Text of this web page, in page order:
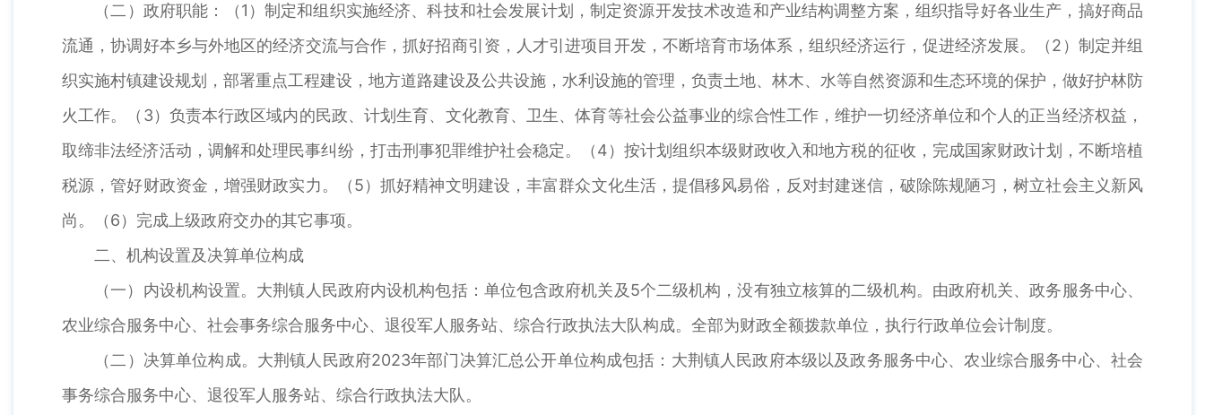
（二）政府职能：（1）制定和组织实施经济、科技和社会发展计划，制定资源开发技术改造和产业结构调整方案，组织指导好各业生产，搞好商品
流通，协调好本乡与外地区的经济交流与合作，抓好招商引资，人才引进项目开发，不断培育市场体系，组织经济运行，促进经济发展。（2）制定并组
织实施村镇建设规划，部署重点工程建设，地方道路建设及公共设施，水利设施的管理，负责土地、林木、水等自然资源和生态环境的保护，做好护林防
火工作。（3）负责本行政区域内的民政、计划生育、文化教育、卫生、体育等社会公益事业的综合性工作，维护一切经济单位和个人的正当经济权益，
取缔非法经济活动，调解和处理民事纠纷，打击刑事犯罪维护社会稳定。（4）按计划组织本级财政收入和地方税的征收，完成国家财政计划，不断培植
税源，管好财政资金，增强财政实力。（5）抓好精神文明建设，丰富群众文化生活，提倡移风易俗，反对封建迷信，破除陈规陋习，树立社会主义新风
尚。（6）完成上级政府交办的其它事项。
二、机构设置及决算单位构成
（一）内设机构设置。大荆镇人民政府内设机构包括：单位包含政府机关及5个二级机构，没有独立核算的二级机构。由政府机关、政务服务中心、
农业综合服务中心、社会事务综合服务中心、退役军人服务站、综合行政执法大队构成。全部为财政全额拨款单位，执行行政单位会计制度。
（二）决算单位构成。大荆镇人民政府2023年部门决算汇总公开单位构成包括：大荆镇人民政府本级以及政务服务中心、农业综合服务中心、社会
事务综合服务中心、退役军人服务站、综合行政执法大队。